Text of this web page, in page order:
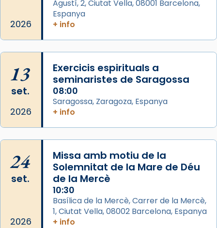
Arquebisbat de Barcelona
de Barcelona.
2 weeks ago
comitè organitzador de la visita apostòlica
del Sant Pare Lleó XIV a Barcelona, i als
col·laboradors, a la Catedral de Barcelona.
L’arquebisbe de Barcelona, el cardenal Joan
📸 Dr. G. Simón
Photo
View on Facebook ·
Arquebisbat de Barcelona
2026
Agustí, 2, Ciutat Vella, 08001 Barcelona,
Espanya
+ info
13
set.
2026
Exercicis espirituals a
seminaristes de Saragossa
08:00
Saragossa, Zaragoza, Espanya
+ info
24
set.
2026
Missa amb motiu de la
Solemnitat de la Mare de Déu
de la Mercè
10:30
Basílica de la Mercè, Carrer de la Mercè,
1, Ciutat Vella, 08002 Barcelona, Espanya
+ info